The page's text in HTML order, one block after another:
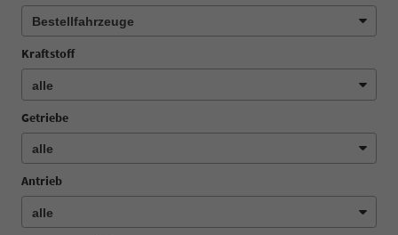
Kraftstoff
Getriebe
Antrieb